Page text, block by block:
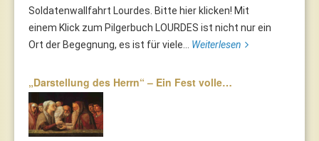
Soldatenwallfahrt Lourdes. Bitte hier klicken! Mit
einem Klick zum Pilgerbuch LOURDES ist nicht nur ein
Ort der Begegnung, es ist für viele... Weiterlesen
„Darstellung des Herrn“ – Ein Fest volle…